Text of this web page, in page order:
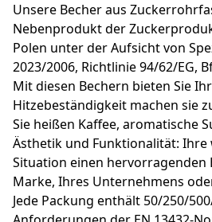
Unsere Becher aus
Nebenprodukt der
Polen unter der Aufsicht von
2023/2006, Richtlinie 94/62/EG,
Mit diesen Bechern bieten Sie
Hitzebeständigkeit machen sie
Sie heißen Kaffee, aromatische
Ästhetik und Funktionalität: Ihre
Situation einen hervorragenden
Marke, Ihres Unternehmens
Jede Packung enthält 50/250/